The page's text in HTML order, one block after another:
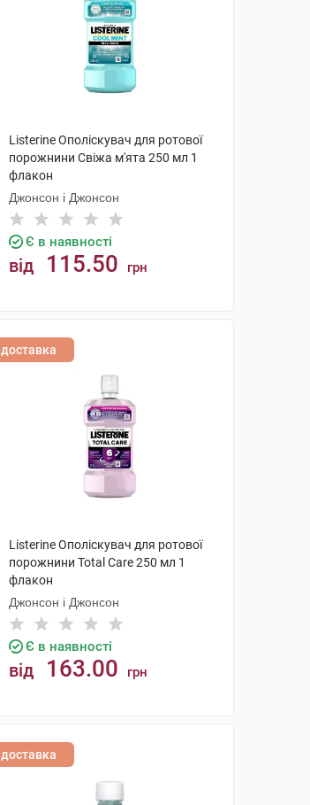
Listerine Ополіскувач для ротової
порожнини Свіжа м'ята 250 мл 1
флакон
Джонсон і Джонсон
Є в наявності
від 115.50 грн
доставка
Listerine Ополіскувач для ротової
порожнини Total Care 250 мл 1
флакон
Джонсон і Джонсон
Є в наявності
від 163.00 грн
доставка